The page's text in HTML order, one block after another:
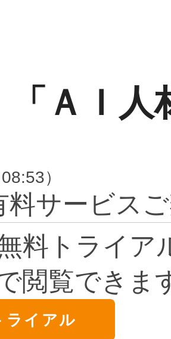
「ＡＩ人
）
料サービス
料トライア
閲覧できま
ライアル